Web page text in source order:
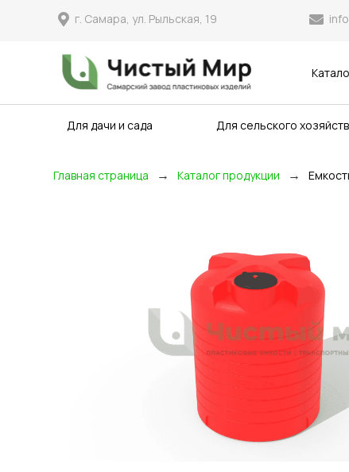
г. Самара, ул. Рыльская, 19
Для дачи и сада Для сельского
Главная страница → Каталог продукции →